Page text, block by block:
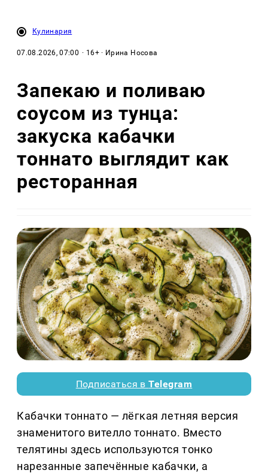
Кулинария
07.08.2026, 07:00 · 16+ · Ирина Носова
Запекаю и поливаю
соусом из тунца:
закуска кабачки
тоннато выглядит как
ресторанная
Подписаться вTelegram
Кабачки тоннато — лёгкая летняя версия
знаменитого вителло тоннато. Вместо
телятины здесь используются тонко
нарезанные запечённые кабачки, а